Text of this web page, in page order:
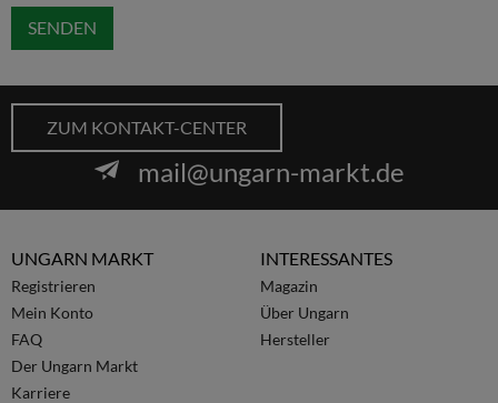
SENDEN
ZUM KONTAKT-CENTER
mail@ungarn-markt.de
UNGARN MARKT
Registrieren
Mein Konto
FAQ
Der Ungarn Markt
Karriere
INTERESSANTES
Magazin
Über Ungarn
Hersteller